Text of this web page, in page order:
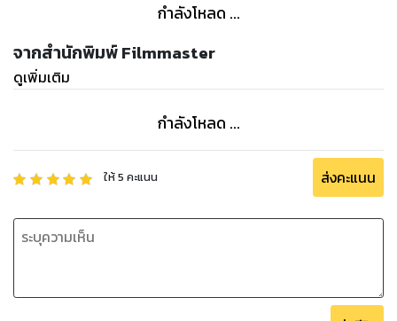
กำลังโหลด ...
จากสำนักพิมพ์ Filmmaster
ดูเพิ่มเติม
กำลังโหลด ...
ให้5 คะแนน ส่งคะแนน